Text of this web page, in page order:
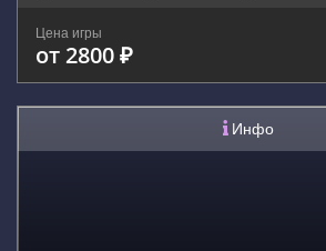
Цена игры
от 2800 ₽
Инфо